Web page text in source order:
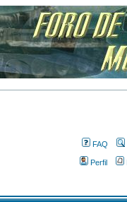
FAQ
Perfil